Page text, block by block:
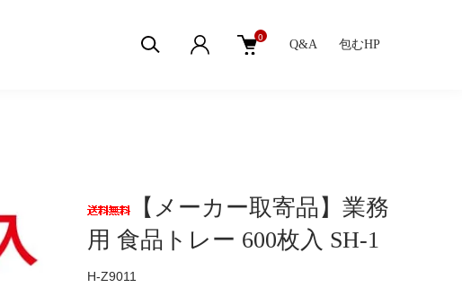
0
Q&A 包むHP
【メーカー取寄品】業務
用 食品トレー 600枚入 SH-1
H-Z9011